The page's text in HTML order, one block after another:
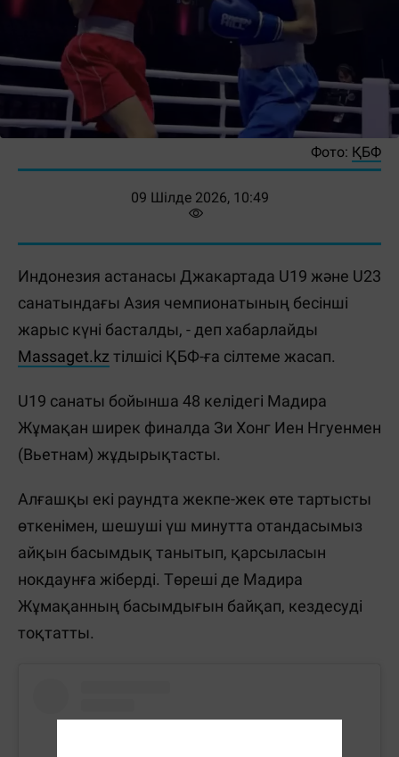
Фото: ҚБФ
09 Шілде 2026, 10:49
Индонезия астанасы Джакартада U19 және U23
санатындағы Азия чемпионатының бесінші
жарыс күні басталды, - деп хабарлайды
Massaget.kzтілшісі ҚБФ-ға сілтеме жасап.
U19 санаты бойынша 48 келідегі Мадира
Жұмақан ширек финалда Зи Хонг Иен Нгуенмен
(Вьетнам) жұдырықтасты.
Алғашқы екі раундта жекпе-жек өте тартысты
өткенімен, шешуші үш минутта отандасымыз
айқын басымдық танытып, қарсыласын
нокдаунға жіберді. Төреші де Мадира
Жұмақанның басымдығын байқап, кездесуді
тоқтатты.